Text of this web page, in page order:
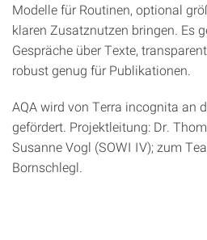
Modelle für Routinen, optional
klaren Zusatznutzen bringen. Es
Gespräche über Texte,
robust genug für Publikationen.
AQA wird von Terra incognita an
gefördert. Projektleitung: Dr.
Susanne Vogl (SOWI IV); zum
Bornschlegl.